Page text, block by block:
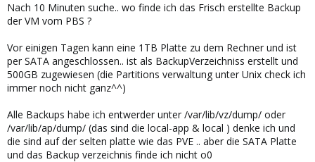
Nach 10 Minuten suche.. wo finde ich das Frisch erstellte Backup
der VM vom PBS ?
Vor einigen Tagen kann eine 1TB Platte zu dem Rechner und ist
per SATA angeschlossen.. ist als BackupVerzeichniss erstellt und
500GB zugewiesen (die Partitions verwaltung unter Unix check ich
immer noch nicht ganz^^)
Alle Backups habe ich entwerder unter /var/lib/vz/dump/ oder
/var/lib/ap/dump/ (das sind die local-app & local ) denke ich und
die sind auf der selten platte wie das PVE .. aber die SATA Platte
und das Backup verzeichnis finde ich nicht o0